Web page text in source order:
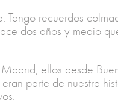
recuerdos
dos años y medio
ellos desde
parte de nuestra